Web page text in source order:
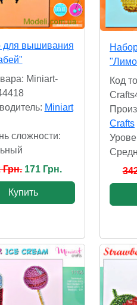
для вышивания
Miniart-
Miniart
сложности:
Грн. 171 Грн.
Купить
Код
Crafts